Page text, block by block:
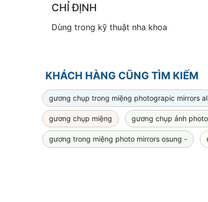
CHỈ ĐỊNH
Dùng trong kỹ thuật nha khoa
KHÁCH HÀNG CŨNG TÌM KIẾM
gương chụp trong miệng photograpic mirrors
gương chụp miệng gương chụp ảnh
gương trong miệng photo mirrors osung -